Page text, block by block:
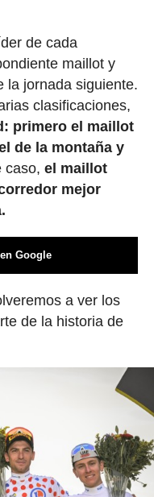
de cada
maillot y
la jornada siguiente.
clasificaciones,
primero el maillot
de la montaña y
caso, el maillot
mejor
Google
a ver los
de la historia de